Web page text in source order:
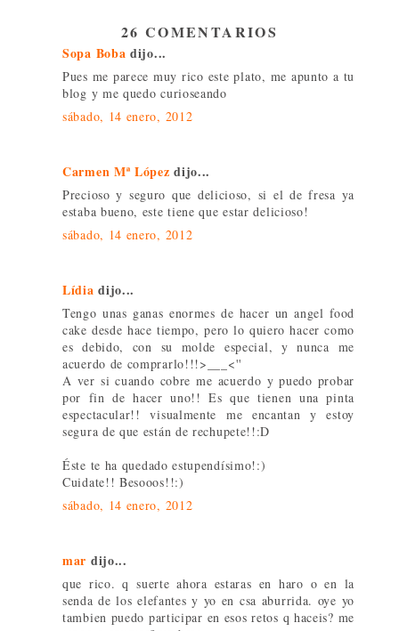
26 COMENTARIOS
Sopa Boba dijo...
Pues me parece muy rico este plato, me apunto a tu
blog y me quedo curioseando
sábado, 14 enero, 2012
Carmen Mª López dijo...
Precioso y seguro que delicioso, si el de fresa ya
estaba bueno, este tiene que estar delicioso!
sábado, 14 enero, 2012
Lídia dijo...
Tengo unas ganas enormes de hacer un angel food
cake desde hace tiempo, pero lo quiero hacer como
es debido, con su molde especial, y nunca me
acuerdo de comprarlo!!!>___<''
A ver si cuando cobre me acuerdo y puedo probar
por fin de hacer uno!! Es que tienen una pinta
espectacular!! visualmente me encantan y estoy
segura de que están de rechupete!!:D
Éste te ha quedado estupendísimo!:)
Cuidate!! Besooos!!:)
sábado, 14 enero, 2012
mar dijo...
que rico. q suerte ahora estaras en haro o en la
senda de los elefantes y yo en csa aburrida. oye yo
tambien puedo participar en esos retos q haceis? me